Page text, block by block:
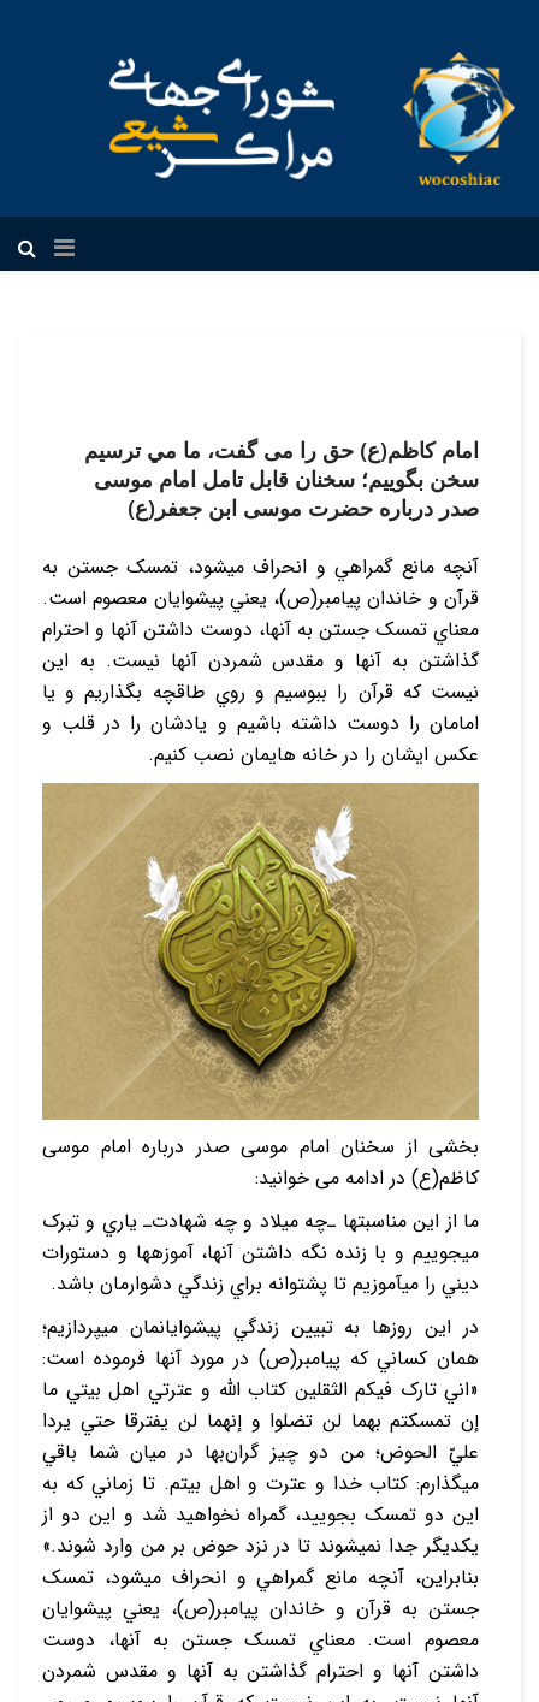
امام کاظم(ع) حق را می گفت، ما مي ‏ترسيم
سخن بگوييم؛ سخنان قابل تامل امام موسی
صدر درباره حضرت موسی ابن جعفر(ع)
آنچه مانع گمراهي و انحراف مي‏شود، تمسک جستن به
قرآن و خاندان پيامبر(ص)، يعني پيشوايان معصوم است.
معناي تمسک جستن به آنها، دوست داشتن آنها و احترام
گذاشتن به آنها و مقدس شمردن آنها نيست. به اين
نيست که قرآن را ببوسيم و روي طاقچه بگذاريم و يا
امامان را دوست داشته‏ باشيم و يادشان را در قلب و
عکس ايشان را در خانه‏ هايمان نصب کنيم.
بخشی از سخنان امام موسی صدر درباره امام موسی
کاظم(ع) در ادامه می خوانید:
ما از اين مناسبت‏ها ـ‌چه ميلاد و چه شهادت‌ـ ياري و تبرک
مي‏جوييم و با زنده نگه داشتن آنها، آموزه‏ها و دستورات
ديني را مي‏آموزيم تا پشتوانه براي زندگي دشوارمان باشد.
در اين روزها به تبيين زندگي پيشوايانمان مي‏پردازيم؛
همان کساني که پيامبر(ص) در مورد آنها فرموده است:
«اني تارک فيکم الثقلين کتاب الله و عترتي اهل بيتي ما
إن تمسکتم بهما لن تضلوا و إنهما لن يفترقا حتي يردا
عليّ الحوض؛ من دو چيز گران‌بها در ميان شما باقي
مي‏گذارم: کتاب خدا و عترت و اهل بيتم. تا زماني که به
اين دو تمسک بجوييد، گمراه نخواهيد شد و اين دو از
يکديگر جدا نمي‏شوند تا در نزد حوض بر من وارد شوند.»
بنابراين، آنچه مانع گمراهي و انحراف مي‏شود، تمسک
جستن به قرآن و خاندان پيامبر(ص)، يعني پيشوايان
معصوم است. معناي تمسک جستن به آنها، دوست
داشتن آنها و احترام گذاشتن به آنها و مقدس شمردن